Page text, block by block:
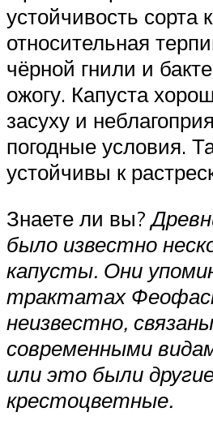
устойчивость сорта
относительная
чёрной гнили и
ожогу. Капуста
засуху и
погодные условия.
устойчивы к
Знаете ли вы?
было известно
капусты. Они
трактатах
неизвестно,
современными
или это были
крестоцветные.